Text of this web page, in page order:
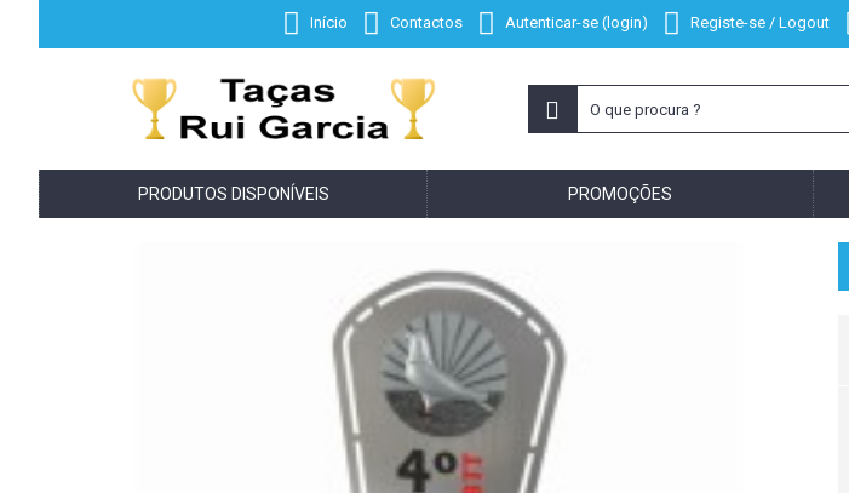
Início Contactos Autenticar-se (login) Registe-se / Logout
PRODUTOS DISPONÍVEIS PROMOÇÕES